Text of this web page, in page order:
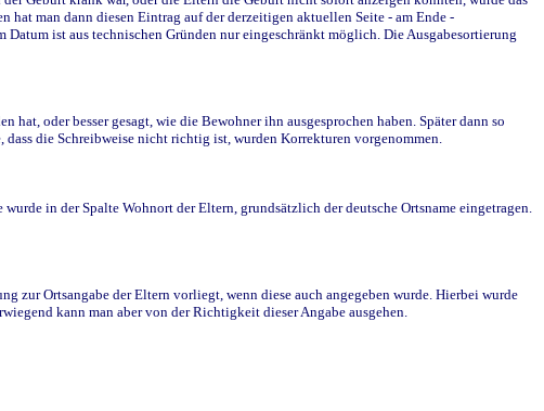
man dann diesen Eintrag auf der derzeitigen aktuellen Seite - am Ende -
ist aus technischen Gründen nur eingeschränkt möglich. Die Ausgabesortierung
oder besser gesagt, wie die Bewohner ihn ausgesprochen haben. Später dann so
die Schreibweise nicht richtig ist, wurden Korrekturen vorgenommen.
in der Spalte Wohnort der Eltern, grundsätzlich der deutsche Ortsname eingetragen.
zur Ortsangabe der Eltern vorliegt, wenn diese auch angegeben wurde. Hierbei wurde
kann man aber von der Richtigkeit dieser Angabe ausgehen.